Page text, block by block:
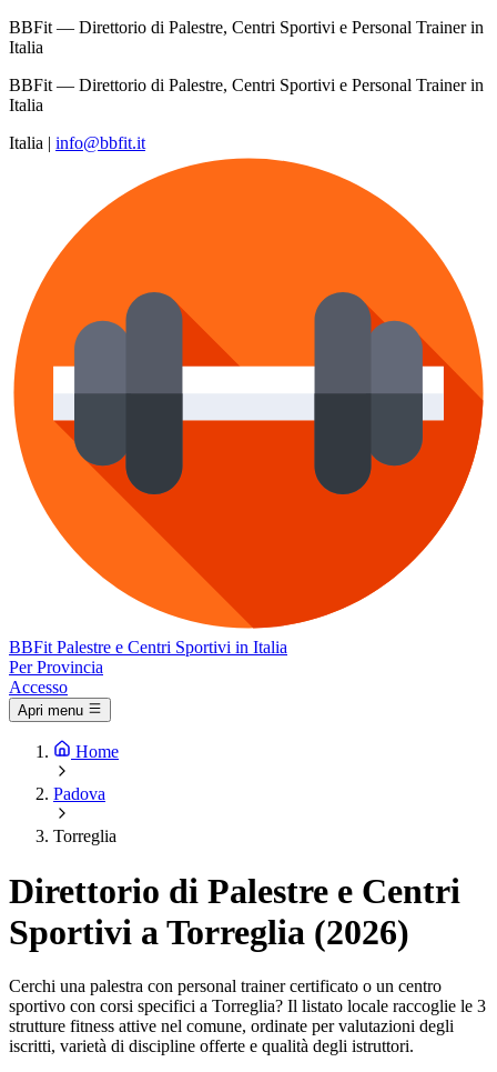
BBFit — Direttorio di Palestre, Centri Sportivi e Personal Trainer in
Italia
BBFit — Direttorio di Palestre, Centri Sportivi e Personal Trainer in
Italia
Italia | info@bbfit.it
BBFit Palestre e Centri Sportivi in Italia
Per Provincia
Accesso
Apri menu
Home
Padova
Torreglia
Direttorio di Palestre e Centri
Sportivi a Torreglia (2026)
Cerchi una palestra con personal trainer certificato o un centro
sportivo con corsi specifici a Torreglia? Il listato locale raccoglie le 3
strutture fitness attive nel comune, ordinate per valutazioni degli
iscritti, varietà di discipline offerte e qualità degli istruttori.